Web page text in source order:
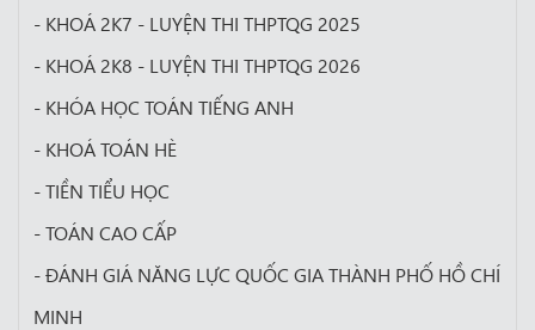
- KHOÁ 2K7 - LUYỆN THI THPTQG 2025
- KHOÁ 2K8 - LUYỆN THI THPTQG 2026
- KHÓA HỌC TOÁN TIẾNG ANH
- KHOÁ TOÁN HÈ
- TIỀN TIỂU HỌC
- TOÁN CAO CẤP
- ĐÁNH GIÁ NĂNG LỰC QUỐC GIA THÀNH PHỐ HỒ CHÍ
MINH